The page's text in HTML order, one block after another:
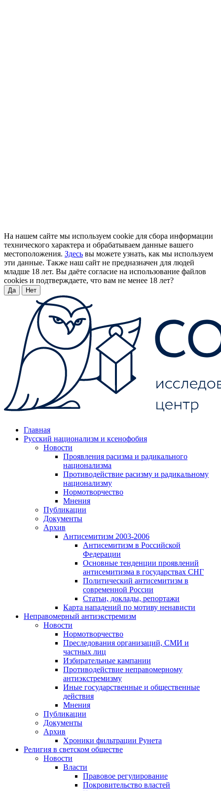
На нашем сайте мы используем cookie для сбора информации
технического характера и обрабатываем данные вашего
местоположения. Здесь вы можете узнать, как мы используем
эти данные. Также наш сайт не предназначен для людей
младше 18 лет. Вы даёте согласие на использование файлов
cookies и подтверждаете, что вам не менее 18 лет?
Да Нет
Главная
Русский национализм и ксенофобия
Новости
Проявления расизма и радикального
национализма
Противодействие расизму и радикальному
национализму
Нормотворчество
Мнения
Публикации
Документы
Архив
Антисемитизм 2003-2006
Антисемитизм в Российской
Федерации
Основные тенденции проявлений
антисемитизма в государствах СНГ
Политический антисемитизм в
современной России
Статьи, доклады, репортажи
Карта нападений по мотиву ненависти
Неправомерный антиэкстремизм
Новости
Нормотворчество
Преследования организаций, СМИ и
частных лиц
Избирательные кампании
Противодействие неправомерному
антиэкстремизму
Иные государственные и общественные
действия
Мнения
Публикации
Документы
Архив
Хроники фильтрации Рунета
Религия в светском обществе
Новости
Власти
Правовое регулирование
Покровительство властей